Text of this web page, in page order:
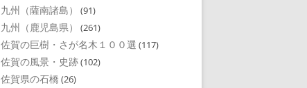
九州（薩南諸島） (91)
九州（鹿児島県） (261)
佐賀の巨樹・さが名木１００選 (117)
佐賀の風景・史跡(102)
佐賀県の石橋 (26)